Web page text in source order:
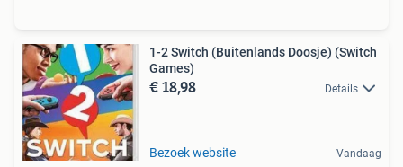
1-2 Switch (Buitenlands Doosje) (Switch
Games)
€ 18,98 Details
Bezoek website Vandaag